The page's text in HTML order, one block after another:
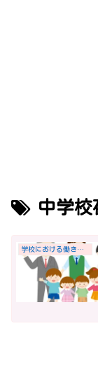
中学校
学校における働き方改革